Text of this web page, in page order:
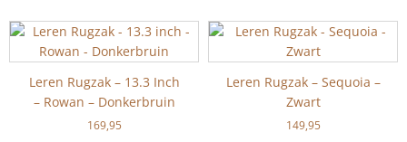
Leren Rugzak – 13.3 Inch
– Rowan – Donkerbruin
169,95
Leren Rugzak – Sequoia –
Zwart
149,95